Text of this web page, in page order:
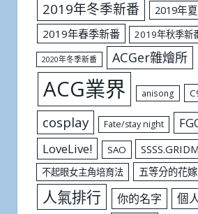
2019年冬季新番
2019年
2019年春季新番
2019年秋季新
2020年冬季新番 ACGer雜燴所
ACG業界 anisong
cosplay Fate/stay night
LoveLive! SAO
不起眼女主角培育法 五等分的花嫁
人氣排行 你的名字 個